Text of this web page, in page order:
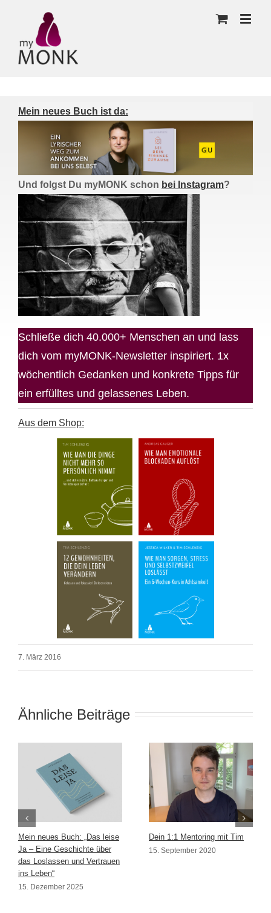
Mein neues Buch ist da:
Und folgst Du myMONK schon bei Instagram?
Schließe dich 40.000+ Menschen an und lass
dich vom myMONK-Newsletter inspiriert. 1x
wöchentlich Gedanken und konkrete Tipps für
ein erfülltes und gelassenes Leben.
Aus dem Shop:
7. März 2016
Ähnliche Beiträge
Mein neues Buch: „Das leise
Ja – Eine Geschichte über
das Loslassen und Vertrauen
ins Leben“
15. Dezember 2025
Dein 1:1 Mentoring mit Tim
15. September 2020